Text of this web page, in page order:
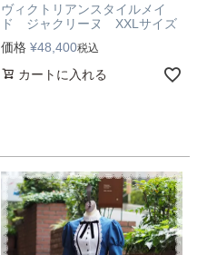
ヴィクトリアンスタイルメイ
ド ジャクリーヌ XXLサイズ
価格 ¥48,400税込
カートに入れる